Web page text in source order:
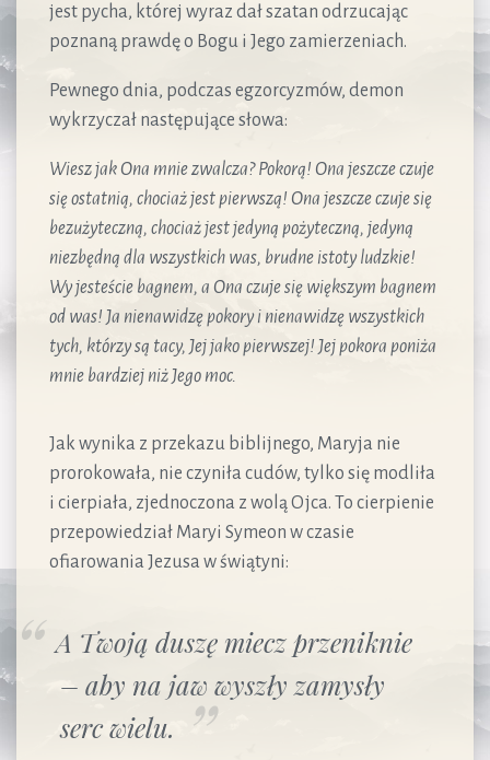
jest pycha, której wyraz dał szatan odrzucając
poznaną prawdę o Bogu i Jego zamierzeniach.
Pewnego dnia, podczas egzorcyzmów, demon
wykrzyczał następujące słowa:
Wiesz jak Ona mnie zwalcza? Pokorą! Ona jeszcze czuje
się ostatnią, chociaż jest pierwszą! Ona jeszcze czuje się
bezużyteczną, chociaż jest jedyną pożyteczną, jedyną
niezbędną dla wszystkich was, brudne istoty ludzkie!
Wy jesteście bagnem, a Ona czuje się większym bagnem
od was! Ja nienawidzę pokory i nienawidzę wszystkich
tych, którzy są tacy, Jej jako pierwszej! Jej pokora poniża
mnie bardziej niż Jego moc.
Jak wynika z przekazu biblijnego, Maryja nie
prorokowała, nie czyniła cudów, tylko się modliła
i cierpiała, zjednoczona z wolą Ojca. To cierpienie
przepowiedział Maryi Symeon w czasie
ofiarowania Jezusa w świątyni:
A Twoją duszę miecz przeniknie
– aby na jaw wyszły zamysły
serc wielu.